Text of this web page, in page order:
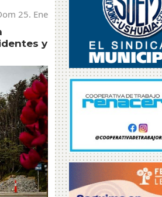
25. Ene
y